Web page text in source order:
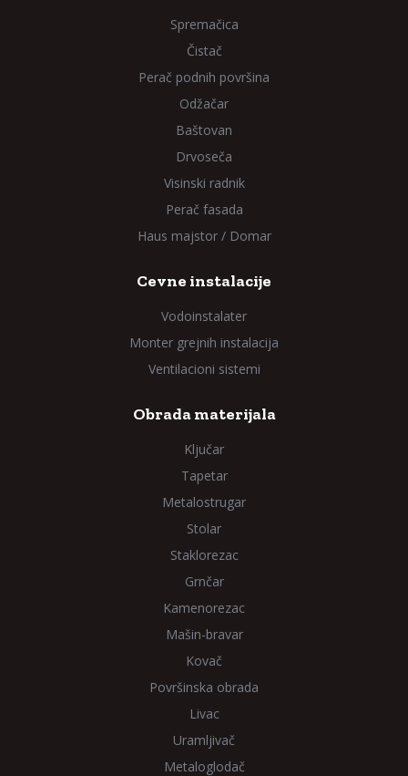
Spremačica
Čistač
Perač podnih površina
Odžačar
Baštovan
Drvoseča
Visinski radnik
Perač fasada
Haus majstor / Domar
Cevne instalacije
Vodoinstalater
Monter grejnih instalacija
Ventilacioni sistemi
Obrada materijala
Ključar
Tapetar
Metalostrugar
Stolar
Staklorezac
Grnčar
Kamenorezac
Mašin-bravar
Kovač
Površinska obrada
Livac
Uramljivač
Metaloglodač